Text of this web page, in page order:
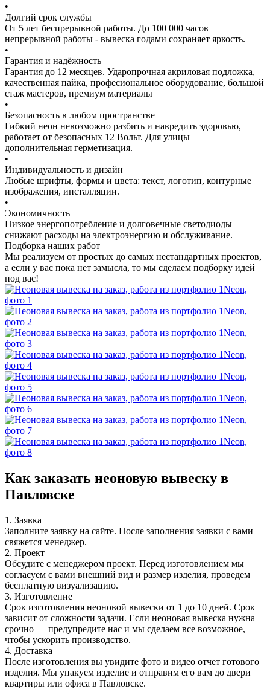
•
Долгий срок службы
От 5 лет беспрерывной работы. До 100 000 часов
непрерывной работы - вывеска годами сохраняет яркость.
•
Гарантия и надёжность
Гарантия до 12 месяцев. Ударопрочная акриловая подложка,
качественная пайка, професиональное оборудование, большой
стаж мастеров, премиум материалы
•
Безопасность в любом пространстве
Гибкий неон невозможно разбить и навредить здоровью,
работает от безопасных 12 Вольт. Для улицы —
дополнительная герметизация.
•
Индивидуальность и дизайн
Любые шрифты, формы и цвета: текст, логотип, контурные
изображения, инсталляции.
•
Экономичность
Низкое энергопотребление и долговечные светодиоды
снижают расходы на электроэнергию и обслуживание.
Подборка наших работ
Мы реализуем от простых до самых нестандартных проектов,
а если у вас пока нет замысла, то мы сделаем подборку идей
под вас!
Как заказать неоновую вывеску в
Павловске
1. Заявка
Заполните заявку на сайте. После заполнения заявки с вами
свяжется менеджер.
2. Проект
Обсудите с менеджером проект. Перед изготовлением мы
согласуем с вами внешний вид и размер изделия, проведем
бесплатную визуализацию.
3. Изготовление
Срок изготовления неоновой вывески от 1 до 10 дней. Срок
зависит от сложности задачи. Если неоновая вывеска нужна
срочно — предупредите нас и мы сделаем все возможное,
чтобы ускорить производство.
4. Доставка
После изготовления вы увидите фото и видео отчет готового
изделия. Мы упакуем изделие и отправим его вам до двери
квартиры или офиса в Павловске.